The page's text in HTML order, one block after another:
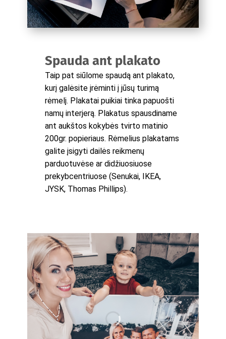
Spauda ant plakato
Taip pat siūlome spaudą ant plakato,
kurį galėsite įrėminti į jūsų turimą
rėmelį. Plakatai puikiai tinka papuošti
namų interjerą. Plakatus spausdiname
ant aukštos kokybės tvirto matinio
200gr. popieriaus. Rėmelius plakatams
galite įsigyti dailės reikmenų
parduotuvėse ar didžiuosiuose
prekybcentriuose (Senukai, IKEA,
JYSK, Thomas Phillips).